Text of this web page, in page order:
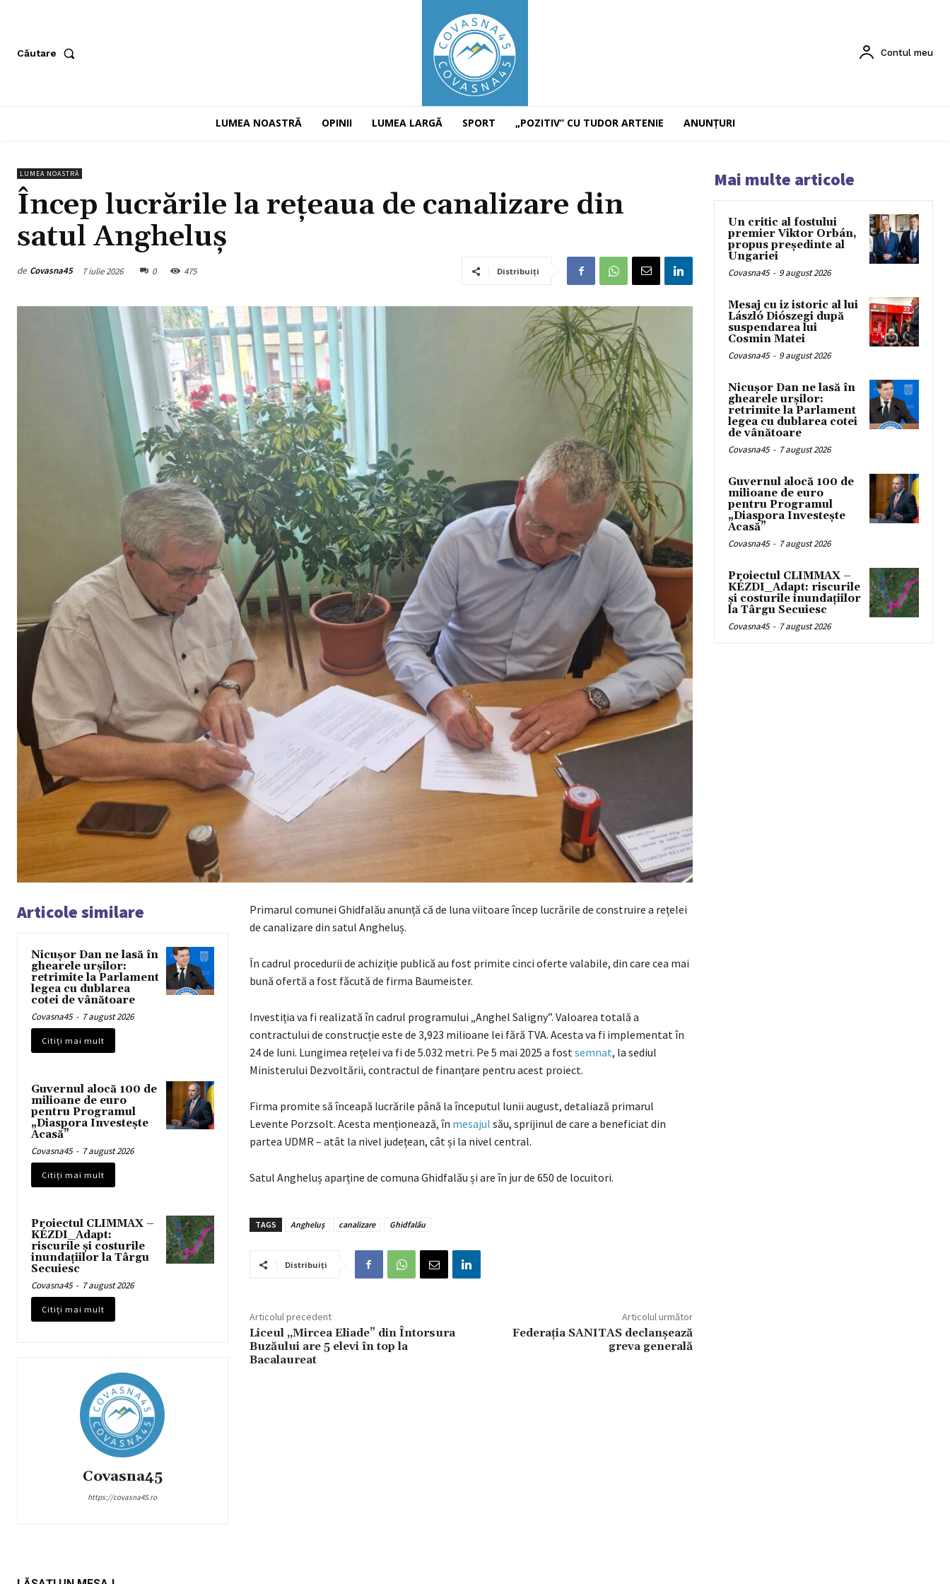
Căutare Contul meu
LUMEA NOASTRĂ OPINII LUMEA LARGĂ SPORT „POZITIV” CU TUDOR ARTENIE ANUNȚURI
LUMEA NOASTRĂ
Încep lucrările la rețeaua de canalizare din
satul Angheluș
de Covasna45 7 iulie 2026 0 475 Distribuiți
Articole similare
Nicușor Dan ne lasă în
ghearele urșilor:
retrimite la Parlament
legea cu dublarea
cotei de vânătoare
Covasna45 - 7 august 2026
Citiți mai mult
Guvernul alocă 100 de
milioane de euro
pentru Programul
„Diaspora Investește
Acasă”
Covasna45 - 7 august 2026
Citiți mai mult
Proiectul CLIMMAX –
KÉZDI_Adapt:
riscurile și costurile
inundațiilor la Târgu
Secuiesc
Covasna45 - 7 august 2026
Citiți mai mult
Covasna45
https://covasna45.ro
Primarul comunei Ghidfalău anunță că de luna viitoare încep lucrările de construire a rețelei
de canalizare din satul Angheluș.
În cadrul procedurii de achiziție publică au fost primite cinci oferte valabile, din care cea mai
bună ofertă a fost făcută de firma Baumeister.
Investiția va fi realizată în cadrul programului „Anghel Saligny”. Valoarea totală a
contractului de construcție este de 3,923 milioane lei fără TVA. Acesta va fi implementat în
24 de luni. Lungimea rețelei va fi de 5.032 metri. Pe 5 mai 2025 a fostsemnat, la sediul
Ministerului Dezvoltării, contractul de finanțare pentru acest proiect.
Firma promite să înceapă lucrările până la începutul lunii august, detaliază primarul
Levente Porzsolt. Acesta menționează, în mesajul său, sprijinul de care a beneficiat din
partea UDMR – atât la nivel județean, cât și la nivel central.
Satul Angheluș aparține de comuna Ghidfalău și are în jur de 650 de locuitori.
TAGS Angheluș canalizare Ghidfalău
Distribuiți
Articolul precedent
Liceul „Mircea Eliade” din Întorsura
Buzăului are 5 elevi în top la
Bacalaureat
Articolul următor
Federația SANITAS declanșează
greva generală
Mai multe articole
Un critic al fostului
premier Viktor Orbán,
propus președinte al
Ungariei
Covasna45 - 9 august 2026
Mesaj cu iz istoric al lui
László Diószegi după
suspendarea lui
Cosmin Matei
Covasna45 - 9 august 2026
Nicușor Dan ne lasă în
ghearele urșilor:
retrimite la Parlament
legea cu dublarea cotei
de vânătoare
Covasna45 - 7 august 2026
Guvernul alocă 100 de
milioane de euro
pentru Programul
„Diaspora Investește
Acasă”
Covasna45 - 7 august 2026
Proiectul CLIMMAX –
KÉZDI_Adapt: riscurile
și costurile inundațiilor
la Târgu Secuiesc
Covasna45 - 7 august 2026